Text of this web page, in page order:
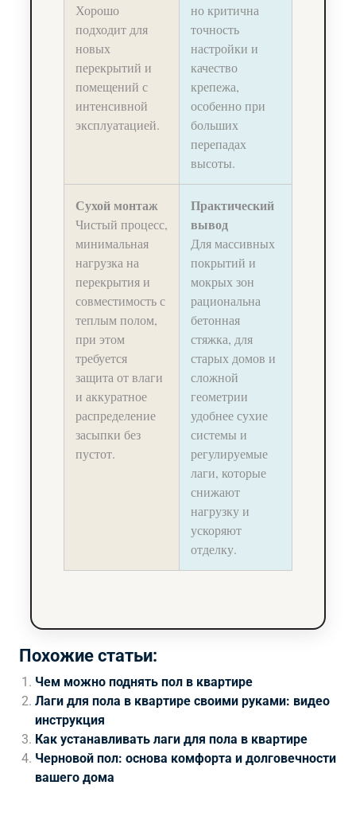
Хорошо
подходит для
новых
перекрытий и
помещений с
интенсивной
эксплуатацией.
но критична
точность
настройки и
качество
крепежа,
особенно при
больших
перепадах
высоты.
Сухой монтаж
Чистый процесс,
минимальная
нагрузка на
перекрытия и
совместимость с
теплым полом,
при этом
требуется
защита от влаги
и аккуратное
распределение
засыпки без
пустот.
Практический
вывод
Для массивных
покрытий и
мокрых зон
рациональна
бетонная
стяжка, для
старых домов и
сложной
геометрии
удобнее сухие
системы и
регулируемые
лаги, которые
снижают
нагрузку и
ускоряют
отделку.
Похожие статьи:
Чем можно поднять пол в квартире
Лаги для пола в квартире своими руками: видео
инструкция
Как устанавливать лаги для пола в квартире
Черновой пол: основа комфорта и долговечности
вашего дома